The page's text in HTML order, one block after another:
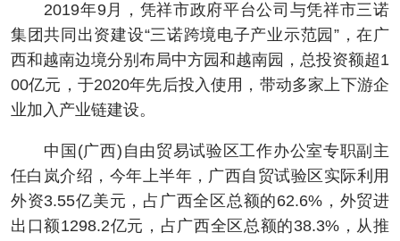
2019年9月，凭祥市政府平台公司与凭祥市三诺
集团共同出资建设“三诺跨境电子产业示范园”，在广
西和越南边境分别布局中方园和越南园，总投资额超1
00亿元，于2020年先后投入使用，带动多家上下游企
业加入产业链建设。
中国(广西)自由贸易试验区工作办公室专职副主
任白岚介绍，今年上半年，广西自贸试验区实际利用
外资3.55亿美元，占广西全区总额的62.6%，外贸进
出口额1298.2亿元，占广西全区总额的38.3%，从推